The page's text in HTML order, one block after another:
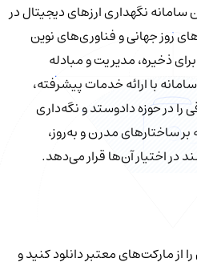
نگهداری ارزهای دیجیتال در
روز جهانی و فناوری‌های نوین
ذخیره، مدیریت و مبادله
با ارائه خدمات پیشرفته،
در حوزه دادوستد و نگه‌داری
ساختارهای مدرن و به‌روز،
در اختیار آن‌ها قرار می‌دهد.
مارکت‌های معتبر دانلود کنید و